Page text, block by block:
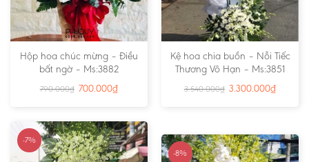
Hộp hoa chúc mừng – Điều
bất ngờ – Ms:3882
790.000₫ 700.000₫
Kệ hoa chia buồn – Nỗi Tiếc
Thương Vô Hạn – Ms:3851
3.540.000₫ 3.300.000₫
-7%
-8%